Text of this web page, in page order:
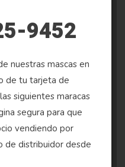
9452
nuestras mascas en
de tu tarjeta de
siguientes maracas
segura para que
vendiendo por
de distribuidor desde